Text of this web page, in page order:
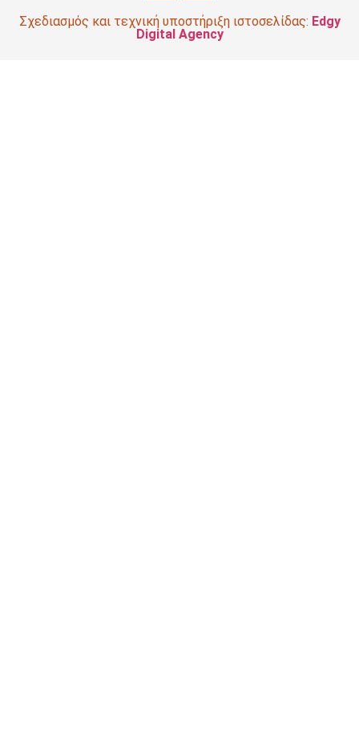
Σχεδιασμός και τεχνική υποστήριξη ιστοσελίδας: Edgy
Digital Agency